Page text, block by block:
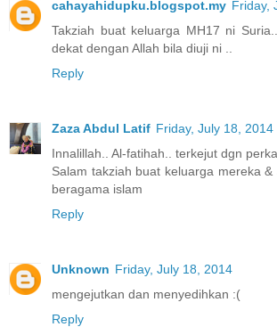
cahayahidupku.blogspot.my Friday,
Takziah buat keluarga MH17 ni
dekat dengan Allah bila diuji ni ..
Reply
Zaza Abdul Latif Friday, July 18, 2014
Innalillah.. Al-fatihah.. terkejut dgn
Salam takziah buat keluarga mereka
beragama islam
Reply
Unknown Friday, July 18, 2014
mengejutkan dan menyedihkan :(
Reply